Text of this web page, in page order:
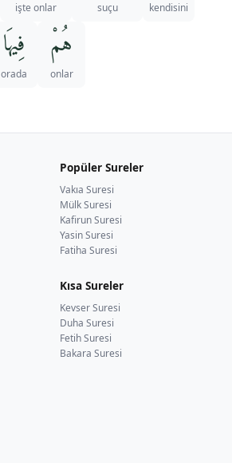
kendisini
suçu
işte onlar
هُمْ
onlar
فِيهَا
orada
Popüler Sureler
Vakıa Suresi
Mülk Suresi
Kafirun Suresi
Yasin Suresi
Fatiha Suresi
Kısa Sureler
Kevser Suresi
Duha Suresi
Fetih Suresi
Bakara Suresi